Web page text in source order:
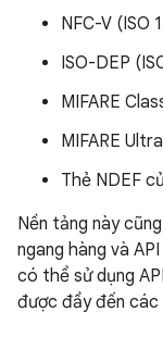
NFC-V (ISO
ISO-DEP
MIFARE
MIFARE
Thẻ NDEF
Nền tảng này
ngang hàng và
có thể sử dụng
được đẩy đến các